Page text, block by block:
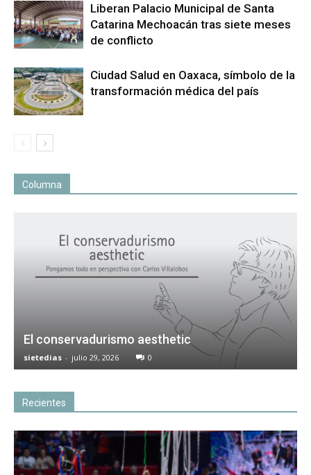
Liberan Palacio Municipal de Santa
Catarina Mechoacán tras siete meses
de conflicto
Ciudad Salud en Oaxaca, símbolo de la
transformación médica del país
Columna
El conservadurismo aesthetic
sietedias - julio 29, 2026 0
Recientes